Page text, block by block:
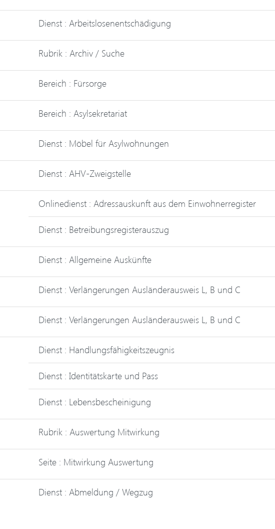
Dienst : Arbeitslosenentschädigung
Rubrik : Archiv / Suche
Bereich : Fürsorge
Bereich : Asylsekretariat
Dienst : Möbel für Asylwohnungen
Dienst : AHV-Zweigstelle
Onlinedienst : Adressauskunft aus dem Einwohnerregister
Dienst : Betreibungsregisterauszug
Dienst : Allgemeine Auskünfte
Dienst : Verlängerungen Ausländerausweis L, B und C
Dienst : Verlängerungen Ausländerausweis L, B und C
Dienst : Handlungsfähigkeitszeugnis
Dienst : Identitätskarte und Pass
Dienst : Lebensbescheinigung
Rubrik : Auswertung Mitwirkung
Seite : Mitwirkung Auswertung
Dienst : Abmeldung / Wegzug